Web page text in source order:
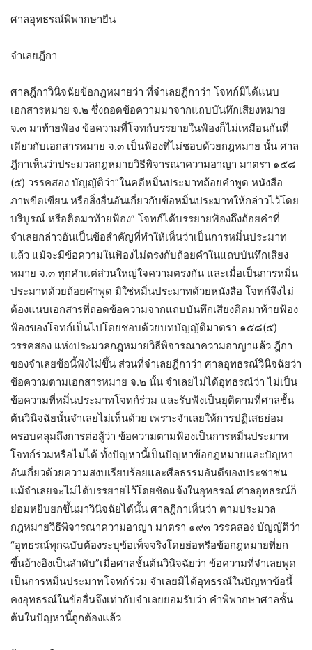
ศาลอุทธรณ์พิพากษายืน
จำเลยฎีกา
ศาลฎีกาวินิจฉัยข้อกฎหมายว่า ที่จำเลยฎีกาว่า โจทก์มิได้แนบ
เอกสารหมาย จ.๒ ซึ่งถอดข้อความมาจากแถบบันทึกเสียงหมาย
จ.๓ มาท้ายฟ้อง ข้อความที่โจทก์บรรยายในฟ้องก็ไม่เหมือนกันที่
เดียวกับเอกสารหมาย จ.๓ เป็นฟ้องที่ไม่ชอบด้วยกฎหมาย นั้น ศาล
ฎีกาเห็นว่าประมวลกฎหมายวิธีพิจารณาความอาญา มาตรา ๑๕๘
(๕) วรรคสอง บัญญัติว่า”ในคดีหมิ่นประมาทถ้อยคำพูด หนังสือ
ภาพขีดเขียน หรือสิ่งอื่นอันเกี่ยวกับข้อหมิ่นประมาทให้กล่าวไว้โดย
บริบูรณ์ หรือติดมาท้ายฟ้อง” โจทก์ได้บรรยายฟ้องถึงถ้อยคำที่
จำเลยกล่าวอันเป็นข้อสำคัญที่ทำให้เห็นว่าเป็นการหมิ่นประมาท
แล้ว แม้จะมีข้อความในฟ้องไม่ตรงกับถ้อยคำในแถบบันทึกเสียง
หมาย จ.๓ ทุกคำแต่ส่วนใหญ่ใจความตรงกัน และเมื่อเป็นการหมิ่น
ประมาทด้วยถ้อยคำพูด มิใช่หมิ่นประมาทด้วยหนังสือ โจทก์จึงไม่
ต้องแนบเอกสารที่ถอดข้อความจากแถบบันทึกเสียงติดมาท้ายฟ้อง
ฟ้องของโจทก์เป็นไปโดยชอบด้วยบทบัญญัติมาตรา ๑๕๘(๕)
วรรคสอง แห่งประมวลกฎหมายวิธีพิจารณาความอาญาแล้ว ฎีกา
ของจำเลยข้อนี้ฟังไม่ขึ้น ส่วนที่จำเลยฎีกาว่า ศาลอุทธรณ์วินิจฉัยว่า
ข้อความตามเอกสารหมาย จ.๒ นั้น จำเลยไม่ได้อุทธรณ์ว่า ไม่เป็น
ข้อความที่หมิ่นประมาทโจทก์ร่วม และรับฟังเป็นยุติตามที่ศาลชั้น
ต้นวินิจฉัยนั้นจำเลยไม่เห็นด้วย เพราะจำเลยให้การปฏิเสธย่อม
ครอบคลุมถึงการต่อสู้ว่า ข้อความตามฟ้องเป็นการหมิ่นประมาท
โจทก์ร่วมหรือไม่ได้ ทั้งปัญหานี้เป็นปัญหาข้อกฎหมายและปัญหา
อันเกี่ยวด้วยความสงบเรียบร้อยและศีลธรรมอันดีของประชาชน
แม้จำเลยจะไม่ได้บรรยายไว้โดยชัดแจ้งในอุทธรณ์ ศาลอุทธรณ์ก็
ย่อมหยิบยกขึ้นมาวินิจฉัยได้นั้น ศาลฎีกาเห็นว่า ตามประมวล
กฎหมายวิธีพิจารณาความอาญา มาตรา ๑๙๓ วรรคสอง บัญญัติว่า
“อุทธรณ์ทุกฉบับต้องระบุข้อเท็จจริงโดยย่อหรือข้อกฎหมายที่ยก
ขึ้นอ้างอิงเป็นลำดับ”เมื่อศาลชั้นต้นวินิจฉัยว่า ข้อความที่จำเลยพูด
เป็นการหมิ่นประมาทโจทก์ร่วม จำเลยมิได้อุทธรณ์ในปัญหาข้อนี้
คงอุทธรณ์ในข้ออื่นจึงเท่ากับจำเลยยอมรับว่า คำพิพากษาศาลชั้น
ต้นในปัญหานี้ถูกต้องแล้ว